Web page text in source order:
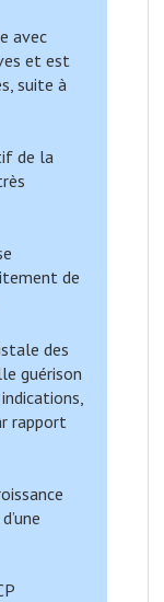
avec
et est
suite à
de la
de
des
guérison
rapport